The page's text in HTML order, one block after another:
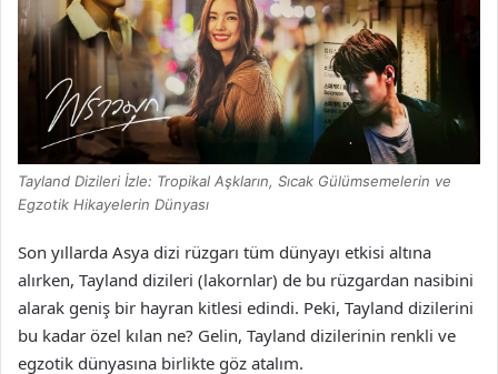
Tayland Dizileri İzle: Tropikal Aşkların, Sıcak Gülümsemelerin ve
Egzotik Hikayelerin Dünyası
Son yıllarda Asya dizi rüzgarı tüm dünyayı etkisi altına
alırken, Tayland dizileri (lakornlar) de bu rüzgardan nasibini
alarak geniş bir hayran kitlesi edindi. Peki, Tayland dizilerini
bu kadar özel kılan ne? Gelin, Tayland dizilerinin renkli ve
egzotik dünyasına birlikte göz atalım.